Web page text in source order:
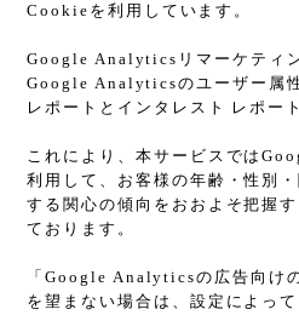
Cookieを利用しています。
Google Analyticsリマーケティ
Google Analyticsのユーザー属
レポートとインタレスト レポート
これにより、本サービスでは
利用して、お客様の年齢・性別
する関心の傾向をおおよそ把握
ております。
「Google Analyticsの広告向け
を望まない場合は、設定によっ